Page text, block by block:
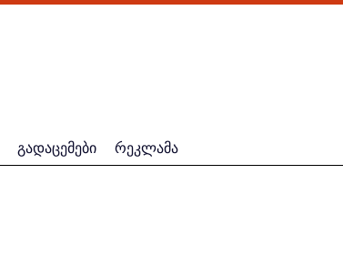
გადაცემები რეკლამა